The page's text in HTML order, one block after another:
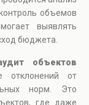
объемов
выявлять
бюджета.
объектов
отклонений от
норм. Это
где даже